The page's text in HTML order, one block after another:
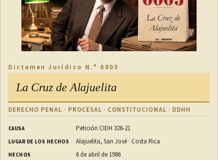
Dictamen Jurídico N.° 0005
La Cruz de Alajuelita
DERECHO PENAL · PROCESAL · CONSTITUCIONAL · DDHH
CAUSA Petición CIDH 326-21
LUGAR DE LOS HECHOS Alajuelita, San José · Costa Rica
HECHOS 6 de abril de 1986